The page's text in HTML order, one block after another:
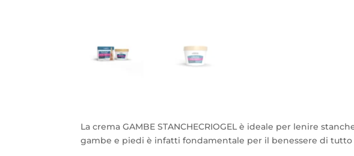
La crema GAMBE STANCHECRIOGEL è ideale per lenire
gambe e piedi è infatti fondamentale per il benessere di tutto